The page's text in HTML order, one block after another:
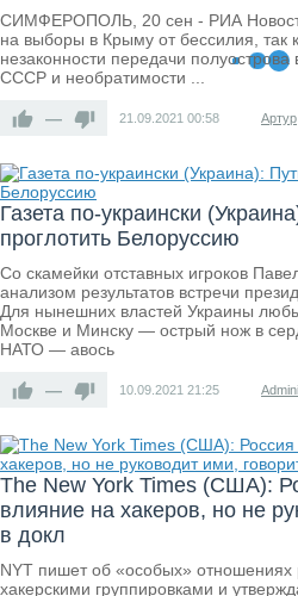
СИМФЕРОПОЛЬ, 20 сен - РИА
на выборы в Крыму от бессилия, так
незаконности передачи
СССР и необратимости ...
— 21.09.2021 00:58 Артур
Газета по-украински
проглотить Белоруссию
Со скамейки отставных игроков
анализом результатов встречи
Для нынешних властей Украины
Москве и Минску — острый нож в
НАТО — авось
— 10.09.2021 21:25
The New York Times (США):
влияние на хакеров, но не
в докл
NYТ пишет об «особых» отношениях
хакерскими группировками и